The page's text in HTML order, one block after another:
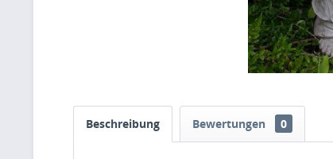
Beschreibung Bewertungen 0